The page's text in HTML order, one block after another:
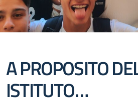
A PROPOSITO
ISTITUTO…